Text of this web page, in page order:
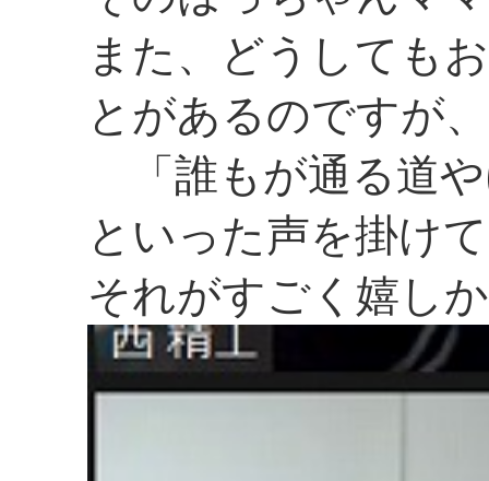
また、どうしても
とがあるのですが
「誰もが通る道
といった声を掛け
それがすごく嬉し